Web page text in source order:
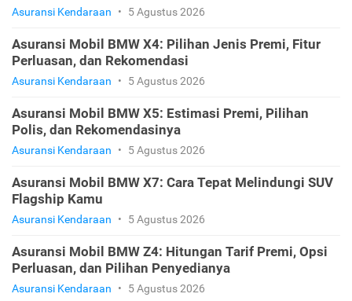
Asuransi Kendaraan • 5 Agustus 2026
Asuransi Mobil BMW X4: Pilihan Jenis Premi, Fitur
Perluasan, dan Rekomendasi
Asuransi Kendaraan • 5 Agustus 2026
Asuransi Mobil BMW X5: Estimasi Premi, Pilihan
Polis, dan Rekomendasinya
Asuransi Kendaraan • 5 Agustus 2026
Asuransi Mobil BMW X7: Cara Tepat Melindungi SUV
Flagship Kamu
Asuransi Kendaraan • 5 Agustus 2026
Asuransi Mobil BMW Z4: Hitungan Tarif Premi, Opsi
Perluasan, dan Pilihan Penyedianya
Asuransi Kendaraan • 5 Agustus 2026